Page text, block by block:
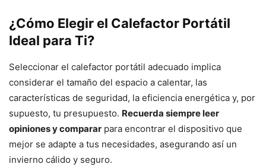
¿Cómo Elegir el Calefactor Portátil
Ideal para Ti?
Seleccionar el calefactor portátil adecuado implica
considerar el tamaño del espacio a calentar, las
características de seguridad, la eficiencia energética y, por
supuesto, tu presupuesto. Recuerda siempre leer
opiniones y comparar para encontrar el dispositivo que
mejor se adapte a tus necesidades, asegurando así un
invierno cálido y seguro.